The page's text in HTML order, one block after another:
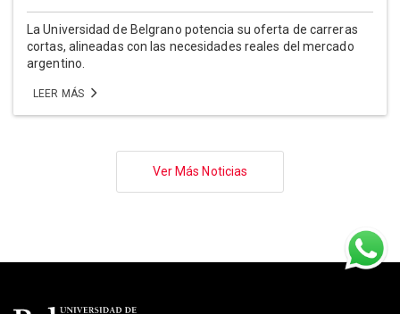
La Universidad de Belgrano potencia su oferta de carreras
cortas, alineadas con las necesidades reales del mercado
argentino.
LEER MÁS
Ver Más Noticias